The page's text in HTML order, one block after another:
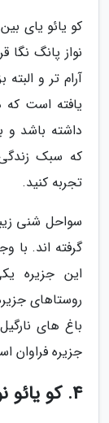
کو یائو یای
نواز پانگ نگا
آرام تر و
یافته است
داشته باشد و
که سبک
تجربه کنید.
سواحل شنی
گرفته اند. با
این جزیره
روستاهای
باغ های
جزیره فراوان
4. کو یائو نوی ( Koh Yao Noi )